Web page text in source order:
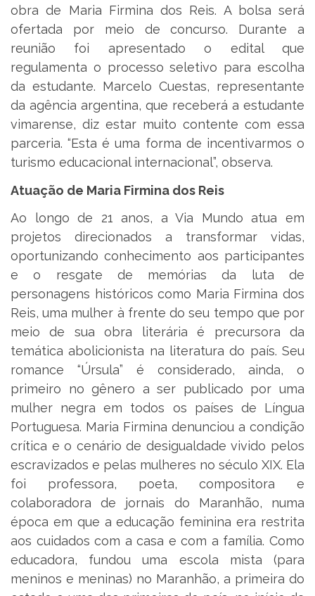
obra de Maria Firmina dos Reis. A bolsa será
ofertada por meio de concurso. Durante a
reunião foi apresentado o edital que
regulamenta o processo seletivo para escolha
da estudante. Marcelo Cuestas, representante
da agência argentina, que receberá a estudante
vimarense, diz estar muito contente com essa
parceria. “Esta é uma forma de incentivarmos o
turismo educacional internacional”, observa.
Atuação de Maria Firmina dos Reis
Ao longo de 21 anos, a Via Mundo atua em
projetos direcionados a transformar vidas,
oportunizando conhecimento aos participantes
e o resgate de memórias da luta de
personagens históricos como Maria Firmina dos
Reis, uma mulher à frente do seu tempo que por
meio de sua obra literária é precursora da
temática abolicionista na literatura do país. Seu
romance “Úrsula” é considerado, ainda, o
primeiro no gênero a ser publicado por uma
mulher negra em todos os países de Língua
Portuguesa. Maria Firmina denunciou a condição
crítica e o cenário de desigualdade vivido pelos
escravizados e pelas mulheres no século XIX. Ela
foi professora, poeta, compositora e
colaboradora de jornais do Maranhão, numa
época em que a educação feminina era restrita
aos cuidados com a casa e com a família. Como
educadora, fundou uma escola mista (para
meninos e meninas) no Maranhão, a primeira do